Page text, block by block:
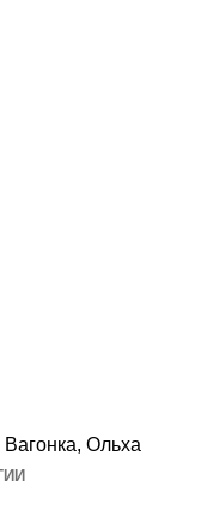
Вагонка, Ольха